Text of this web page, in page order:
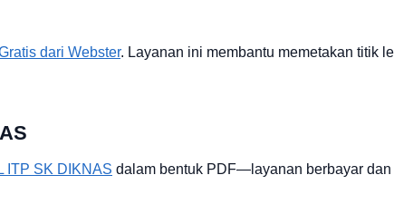
dari Webster. Layanan ini membantu memetakan titik
ITP SK DIKNAS dalam bentuk PDF—layanan berbayar dan